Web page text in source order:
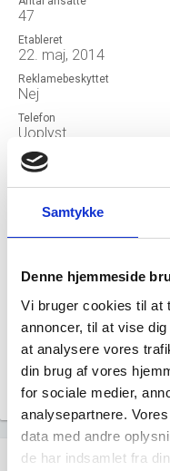
Samtykke
Denne hjemmeside
Vi bruger cookies til at
annoncer, til at vise
at analysere vores
din brug af vores
for sociale medier,
analysepartnere.
data med andre
de har indsamlet fra
47
Etableret
22. maj, 2014
Reklamebeskyttet
Nej
Telefon
Uoplyst
Email
Uoplyst
THE WALT DISNEY
NORMAL
Uoplyst
Formål
Uoplyst
Tegningsregel
Filialen tegnes af
show_chart Udvikling i antal